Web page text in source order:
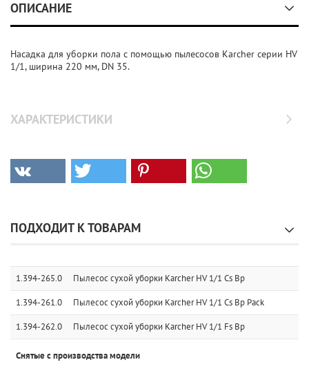
ОПИСАНИЕ
Насадка для уборки пола с помощью пылесосов Karcher серии HV
1/1, ширина 220 мм, DN 35.
ХАРАКТЕРИСТИКИ
ПОДХОДИТ К ТОВАРАМ
1.394-265.0 Пылесос сухой уборки Karcher HV 1/1 Cs Bp
1.394-261.0 Пылесос сухой уборки Karcher HV 1/1 Cs Bp Pack
1.394-262.0 Пылесос сухой уборки Karcher HV 1/1 Fs Bp
Снятые с производства модели